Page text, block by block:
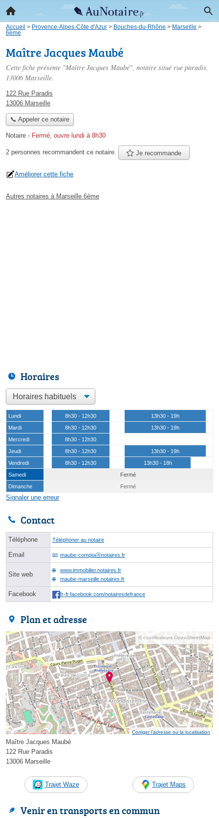
Accueil > Provence-Alpes-Côte d'Azur > Bouches-du-Rhône > Marseille >
6ème
Maître Jacques Maubé
Cette fiche présente "Maître Jacques Maubé", notaire situé rue paradis,
13006 Marseille.
122 Rue Paradis
13006 Marseille
📞 Appeler ce notaire
Notaire - Fermé, ouvre lundi à 8h30
2 personnes recommandent ce notaire. Je recommande
Améliorer cette fiche
Autres notaires à Marseille 6ème
Horaires
Lundi 8h30 - 12h30
13h30 - 19h
Mardi
8h30 - 12h30
13h30 - 19h
Mercredi
8h30 - 12h30
Jeudi
8h30 - 12h30
13h30 - 19h
Vendredi
8h30 - 12h30
13h30 - 18h
Samedi
Fermé
Dimanche
Fermé
Signaler une erreur
Contact
Téléphone Téléphoner au notaire
Email maube-comptaⓐnotaires.fr
Site web
www.immobilier.notaires.fr
maube-marseille.notaires.fr
Facebook fr-fr.facebook.com/notairesdefrance
Plan et adresse
© contributeurs OpenStreetMap
Corriger l’adresse ou la localisation
Maître Jacques Maubé
122 Rue Paradis
13006 Marseille
Trajet Waze Trajet Maps
Venir en transports en commun